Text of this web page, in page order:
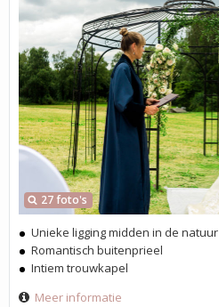
27 foto's
Unieke ligging midden in de natuur
Romantisch buitenprieel
Intiem trouwkapel
Meer informatie